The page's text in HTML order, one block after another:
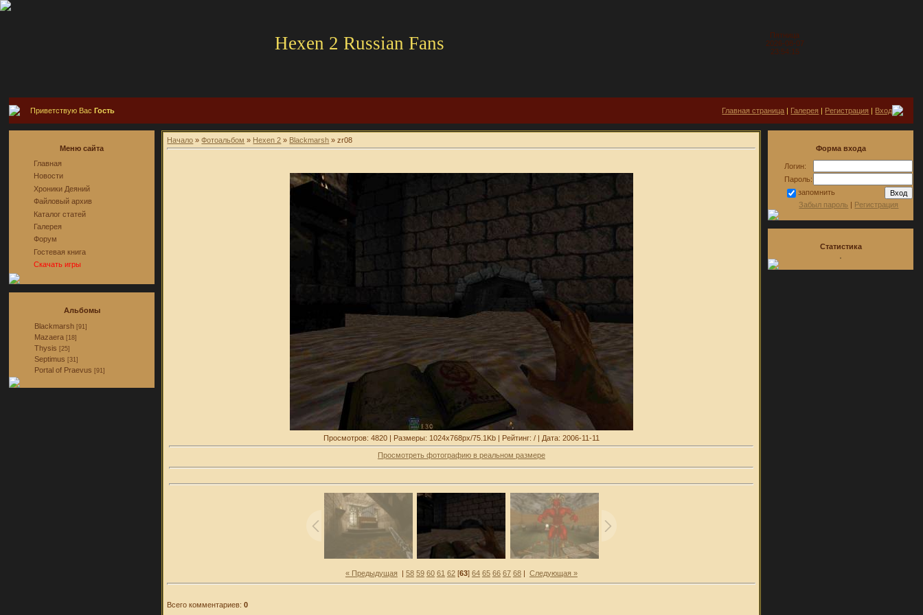
Hexen 2 Russian Fans
Пятница
2026-08-07
23:54:15
Приветствую ВасГость Главная страница | Галерея | Регистрация | Вход
Меню сайта
Главная
Новости
Хроники Деяний
Файловый архив
Каталог статей
Галерея
Форум
Гостевая книга
Скачать игры
Альбомы
Blackmarsh [91]
Mazaera [18]
Thysis [25]
Septimus [31]
Portal of Praevus [91]
Начало »Фотоальбом » Hexen 2 » Blackmarsh » zr08
Просмотров: 4820 | Размеры: 1024x768px/75.1Kb | Рейтинг: / | Дата: 2006-11-11
Просмотреть фотографию в реальном размере
« Предыдущая | 58 59 60 61 62[63] 64 65 66 67 68| Следующая »
Всего комментариев:0
Форма входа
Логин:
Пароль:
запомнить
Забыл пароль | Регистрация
Статистика